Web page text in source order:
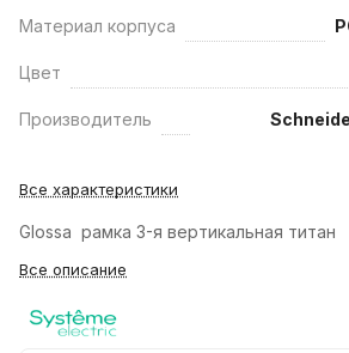
Материал корпуса
Цвет
Производитель
Все характеристики
Glossa рамка 3-я вертикальная титан
Все описание